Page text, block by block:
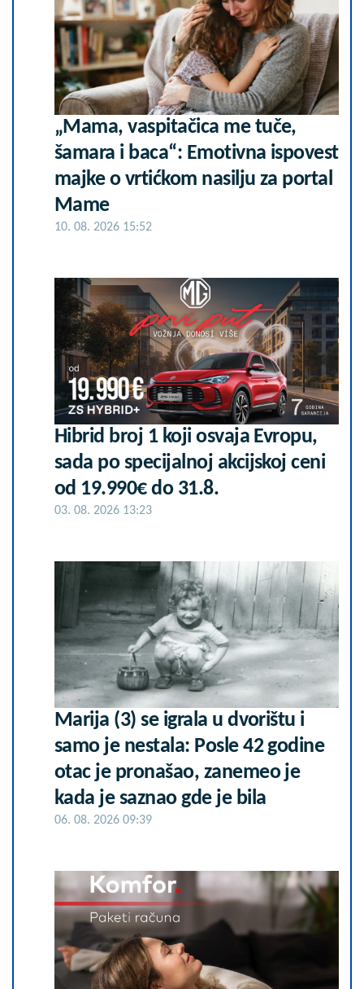
„Mama, vaspitačica me tuče,
šamara i baca“: Emotivna ispovest
majke o vrtićkom nasilju za portal
Mame
10. 08. 2026 15:52
Hibrid broj 1 koji osvaja Evropu,
sada po specijalnoj akcijskoj ceni
od 19.990€ do 31.8.
03. 08. 2026 13:23
Marija (3) se igrala u dvorištu i
samo je nestala: Posle 42 godine
otac je pronašao, zanemeo je
kada je saznao gde je bila
06. 08. 2026 09:39